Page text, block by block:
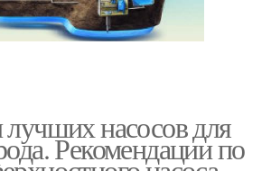
насосов для
Рекомендации по